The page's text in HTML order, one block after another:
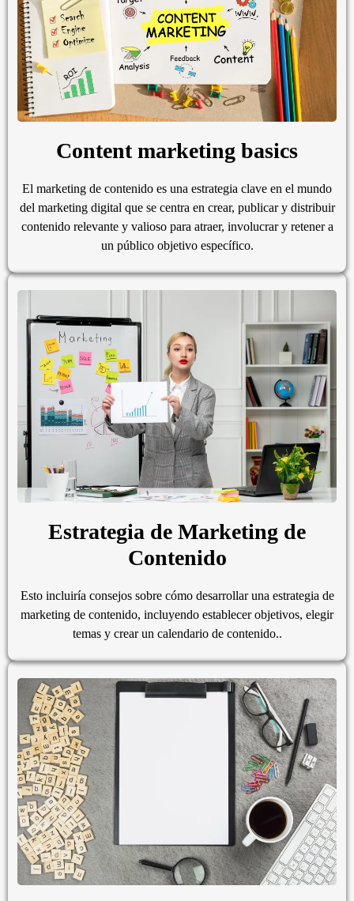
Content marketing basics
El marketing de contenido es una estrategia clave en el mundo
del marketing digital que se centra en crear, publicar y distribuir
contenido relevante y valioso para atraer, involucrar y retener a
un público objetivo específico.
Estrategia de Marketing de
Contenido
Esto incluiría consejos sobre cómo desarrollar una estrategia de
marketing de contenido, incluyendo establecer objetivos, elegir
temas y crear un calendario de contenido..